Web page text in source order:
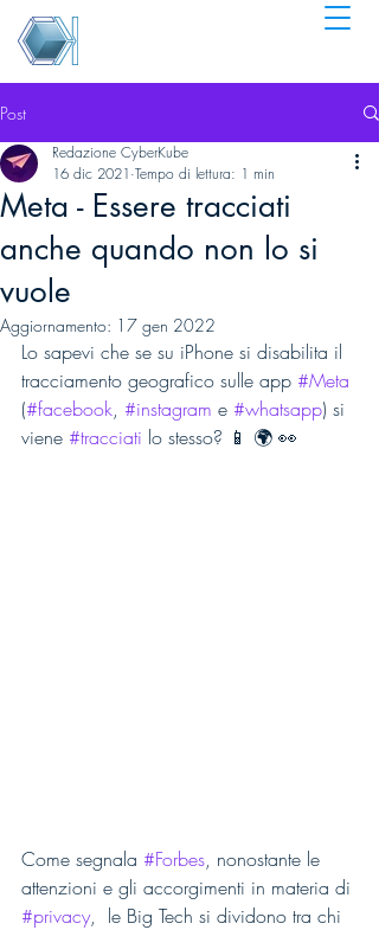
Post
Meta - Essere tracciati
anche quando non lo si
vuole
Redazione CyberKube
16 dic 2021 Tempo di lettura: 1 min
Aggiornamento: 17 gen 2022
Lo sapevi che se su iPhone si disabilita il
tracciamento geografico sulle app #Meta
(#facebook, #instagram e #whatsapp) si
viene #tracciati lo stesso? 📱 🌍 👀
Come segnala #Forbes, nonostante le
attenzioni e gli accorgimenti in materia di
#privacy,  le Big Tech si dividono tra chi